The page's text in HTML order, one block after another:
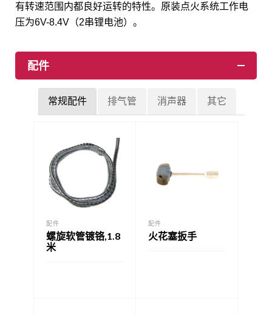
有转速范围内都良好运转的特性。原装点火系统工作电
压为6V-8.4V（2串锂电池）。
配件
常规配件 排气管 消声器 其它
配件
螺旋软管镀铬,1.8
米
配件
火花塞扳手